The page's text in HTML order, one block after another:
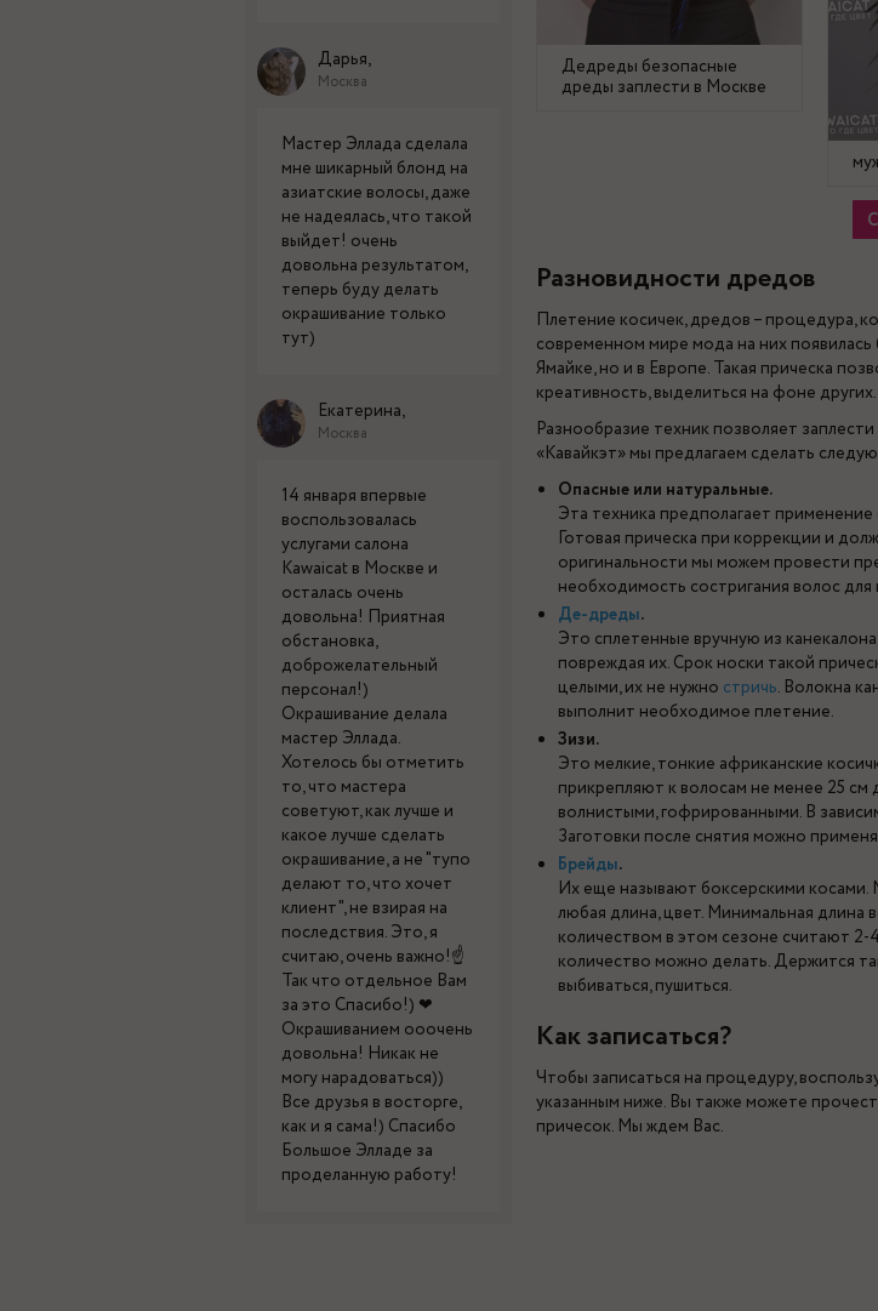
Дарья,
Москва
Мастер Эллада сделала
мне шикарный блонд на
азиатские волосы, даже
не надеялась, что такой
выйдет! очень
довольна результатом,
теперь буду делать
окрашивание только
тут)
Екатерина,
Москва
14 января впервые
воспользовалась
услугами салона
Kawaicat в Москве и
осталась очень
довольна! Приятная
обстановка,
доброжелательный
персонал!)
Окрашивание делала
мастер Эллада.
Хотелось бы отметить
то, что мастера
советуют, как лучше и
какое лучше сделать
окрашивание, а не "тупо
делают то, что хочет
клиент", не взирая на
последствия. Это, я
считаю, очень важно!☝
Так что отдельное Вам
за это Спасибо!) ❤
Окрашиванием ооочень
довольна! Никак не
могу нарадоваться))
Все друзья в восторге,
как и я сама!) Спасибо
Большое Элладе за
проделанную работу!
Дедреды безопасные
дреды заплести в Москве
Разновидности дредов
Плетение косичек, дредов – процедура,
современном мире мода на них
Ямайке, но и в Европе. Такая прическа
креативность, выделиться на фоне
Разнообразие техник позволяет
«Кавайкэт» мы предлагаем сделать
Опасные или натуральные.
Эта техника предполагает
Готовая прическа при коррекции и
оригинальности мы можем провести
необходимость состригания волос для
Де-дреды.
Это сплетенные вручную из
повреждая их. Срок носки такой
целыми, их не нужно стричь. Волокна
выполнит необходимое плетение.
Зизи.
Это мелкие, тонкие африканские
прикрепляют к волосам не менее 25
волнистыми, гофрированными. В
Заготовки после снятия можно
Брейды.
Их еще называют боксерскими косами.
любая длина, цвет. Минимальная длина
количеством в этом сезоне считают
количество можно делать. Держится
выбиваться, пушиться.
Как записаться?
Чтобы записаться на процедуру,
указанным ниже. Вы также можете
причесок. Мы ждем Вас.